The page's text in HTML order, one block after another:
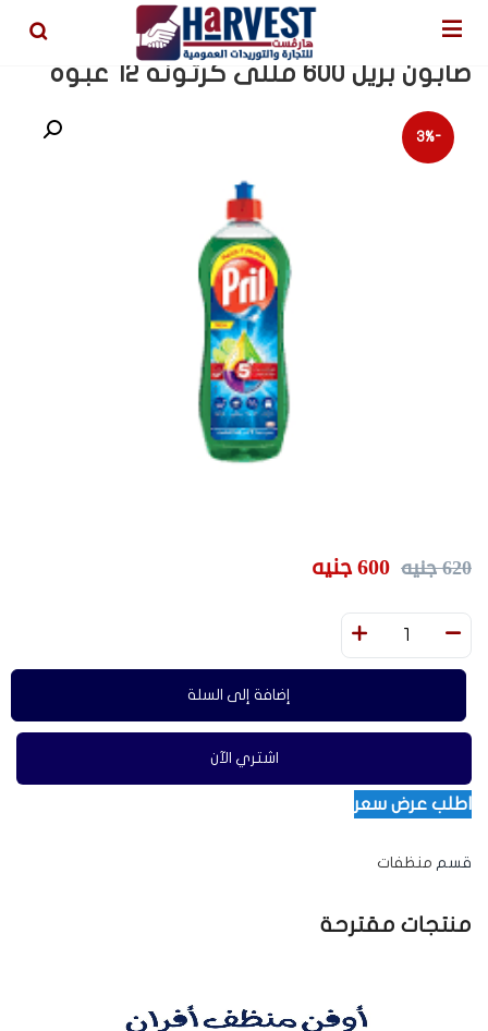
صابون بريل 600 مللى كرتونه 12 عبوه
-3%
620جنيه 600جنيه
إضافة إلى السلة
اشتري الآن
اطلب عرض سعر
قسم منظفات
منتجات مقترحة